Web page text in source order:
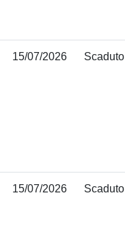
15/07/2026 Scaduto
15/07/2026 Scaduto